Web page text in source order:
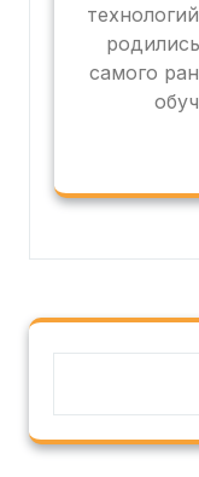
самого